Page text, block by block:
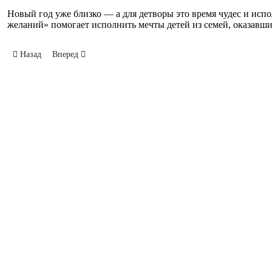
Новый год уже близко — а для детворы это время чудес и
желаний» помогает исполнить мечты детей из семей,
Предыдущий: В ЦДТ прошло представление «Снег, который заставил
Назад Следующий: Олег Фролов поздравил работников
Вперед